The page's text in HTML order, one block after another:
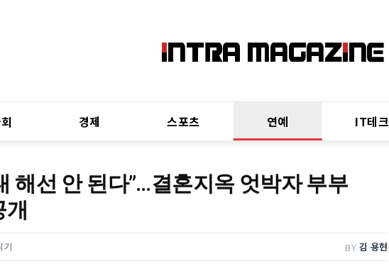
경제 스포츠 연예 IT테크
해선 안 된다”…결혼지옥 엇박자 부부
기 BY 김 용현